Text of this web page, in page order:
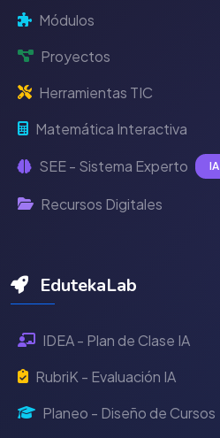
Módulos
Proyectos
Herramientas TIC
Matemática Interactiva
SEE - Sistema Experto IA
Recursos Digitales
EdutekaLab
IDEA - Plan de Clase IA
RubriK - Evaluación IA
Planeo - Diseño de Cursos